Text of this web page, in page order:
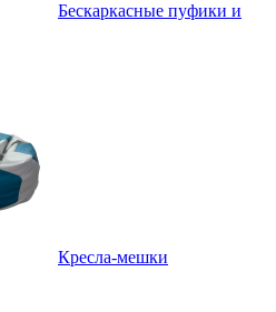
Бескаркасные пуфики и
Кресла-мешки